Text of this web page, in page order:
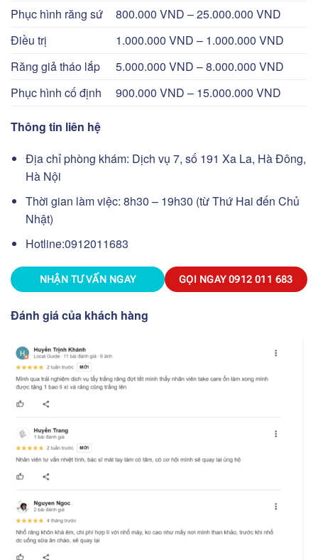
Phục hình răng sứ
800.000 VND – 25.000.000 VND
Điều trị
1.000.000 VND – 1.000.000 VND
Răng giả tháo lắp
5.000.000 VND – 8.000.000 VND
Phục hình cố định
900.000 VND – 15.000.000 VND
Thông tin liên hệ
Địa chỉ phòng khám: Dịch vụ 7, số 191 Xa La, Hà Đông,
Hà Nội
Thời gian làm việc: 8h30 – 19h30 (từ Thứ Hai đến Chủ
Nhật)
Hotline:0912011683
NHẬN TƯ VẤN NGAY GỌI NGAY0912 011 683
Đánh giá của khách hàng